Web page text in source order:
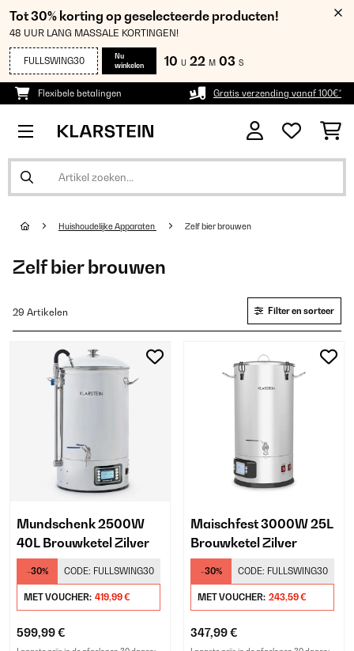
Tot 30% korting op geselecteerde producten!
48 UUR LANG MASSALE KORTINGEN!
FULLSWING30
Nu
winkelen
10 U 22 M 02 S
Flexibele betalingen Gratis verzending vanaf 100€*
Huishoudelijke Apparaten Zelf bier brouwen
Zelf bier brouwen
29 Artikelen Filter en sorteer
Mundschenk 2500W
40L Brouwketel Zilver
-30% CODE: FULLSWING30
MET VOUCHER: 419,99 €
599,99 €
Maischfest 3000W 25L
Brouwketel Zilver
-30% CODE: FULLSWING30
MET VOUCHER: 243,59 €
347,99 €